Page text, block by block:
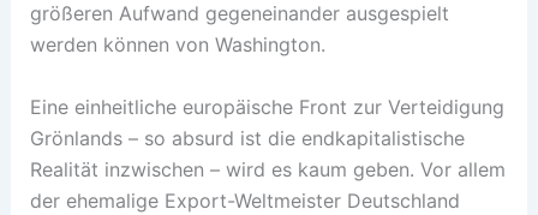
größeren Aufwand gegeneinander ausgespielt
werden können von Washington.
Eine einheitliche europäische Front zur Verteidigung
Grönlands – so absurd ist die endkapitalistische
Realität inzwischen – wird es kaum geben. Vor allem
der ehemalige Export-Weltmeister Deutschland